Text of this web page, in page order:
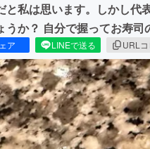
と私は思います。しかし
か？ 自分で握ってお寿司
ア LINEで送る URL